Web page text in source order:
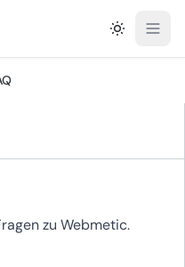
zu Webmetic.